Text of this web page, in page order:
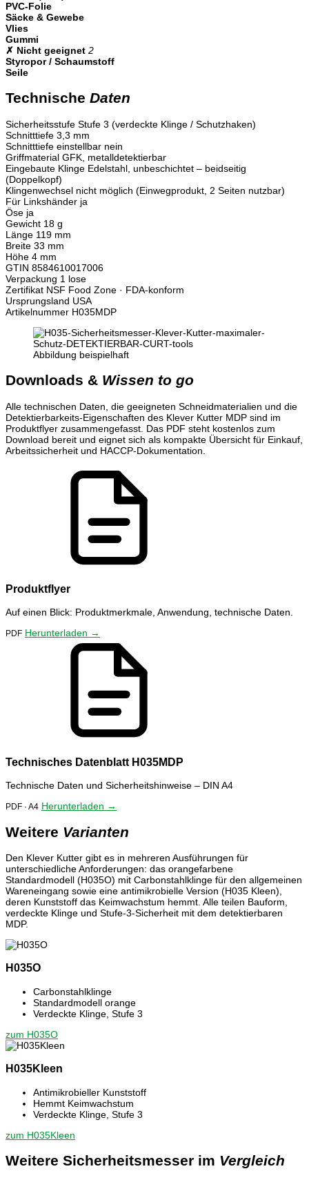
PVC-Folie
Säcke & Gewebe
Vlies
Gummi
✗ Nicht geeignet 2
Styropor / Schaumstoff
Seile
Technische Daten
Sicherheitsstufe Stufe 3 (verdeckte Klinge / Schutzhaken)
Schnitttiefe 3,3 mm
Schnitttiefe einstellbar nein
Griffmaterial GFK, metalldetektierbar
Eingebaute Klinge Edelstahl, unbeschichtet – beidseitig
(Doppelkopf)
Klingenwechsel nicht möglich (Einwegprodukt, 2 Seiten nutzbar)
Für Linkshänder ja
Öse ja
Gewicht 18 g
Länge 119 mm
Breite 33 mm
Höhe 4 mm
GTIN 8584610017006
Verpackung 1 lose
Zertifikat NSF Food Zone · FDA-konform
Ursprungsland USA
Artikelnummer H035MDP
Abbildung beispielhaft
Downloads & Wissen to go
Alle technischen Daten, die geeigneten Schneidmaterialien und die
Detektierbarkeits-Eigenschaften des Klever Kutter MDP sind im
Produktflyer zusammengefasst. Das PDF steht kostenlos zum
Download bereit und eignet sich als kompakte Übersicht für Einkauf,
Arbeitssicherheit und HACCP-Dokumentation.
Produktflyer
Auf einen Blick: Produktmerkmale, Anwendung, technische Daten.
PDF Herunterladen →
Technisches Datenblatt H035MDP
Technische Daten und Sicherheitshinweise – DIN A4
PDF · A4 Herunterladen →
Weitere Varianten
Den Klever Kutter gibt es in mehreren Ausführungen für
unterschiedliche Anforderungen: das orangefarbene
Standardmodell (H035O) mit Carbonstahlklinge für den allgemeinen
Wareneingang sowie eine antimikrobielle Version (H035 Kleen),
deren Kunststoff das Keimwachstum hemmt. Alle teilen Bauform,
verdeckte Klinge und Stufe-3-Sicherheit mit dem detektierbaren
MDP.
H035O
Carbonstahlklinge
Standardmodell orange
Verdeckte Klinge, Stufe 3
zum H035O
H035Kleen
Antimikrobieller Kunststoff
Hemmt Keimwachstum
Verdeckte Klinge, Stufe 3
zum H035Kleen
Weitere Sicherheitsmesser im Vergleich